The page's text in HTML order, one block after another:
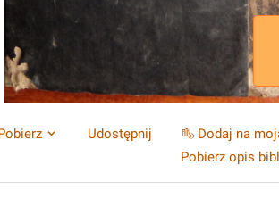
Udostępnij Dodaj na
Pobierz opis